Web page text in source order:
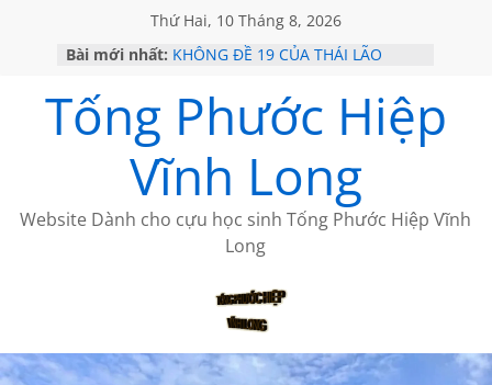
Thứ Hai, 10 Tháng 8, 2026
Bài mới nhất: KHÔNG ĐỀ 19 CỦA THÁI LÃO
VỀ MỘT NGƯỜI BẠN THÂN
SÀI GÒN – HÒN NGỌC VIỄN ĐÔNG
KHÔNG ĐỀ 20 CỦA THÁI LÃO
Tống Phước Hiệp
Vĩnh Long
Website Dành cho cựu học sinh Tống Phước Hiệp Vĩnh
Long